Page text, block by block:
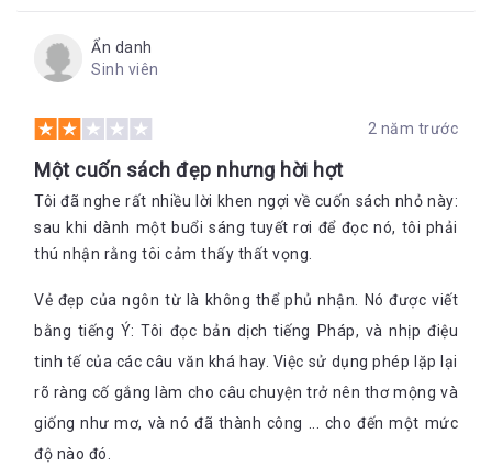
đời này mọi gã đàn ông đều khát khao nhất trừ chồng của
nàng. Sự bội phản kia như một lưỡi dao bén nhọn, phá nát tình
yêu của nàng. Nhưng không vì lẽ ấy mà Helene chối từ danh
như tấm lụa nuột nà, cố gắng giữ lại người chồng, kéo chàng
Và chỉ khi mất đi những điều yêu thương nhất Herve mới nhận
ra đâu là điều thực sự trân quý ở đời. Một nghịch lý không khó
bắt gặp, khi ta mải mê đuổi theo một “dải lụa” mà vô tình
quên đi mất đang có một “dải lụa” khác đẹp đẽ, mềm mại, hơn
Tác giả Alessandro Baricco sinh ra ở Turin năm 1958, là nhà
văn và nhà âm nhạc học nổi tiếng của Ý. Năm 1995, cuốn tiểu
thuyết đầu tay của ông
Castelli di rabbia (tạm dịch là Lâu đài
) đã nhận được giải thưởng văn học Médicis của Pháp
dành cho tác phẩm văn học nước ngoài xuất sắc nhất.
VớiLụa, tên tuổi Alessandro Baricco đã trở nên lừng lẫy trên
năm 1997,Lụa
Ẩn danh
Sinh viên
2 năm trước
Một cuốn sách đẹp nhưng hời hợt
Tôi đã nghe rất nhiều lời khen ngợi về cuốn sách nhỏ này:
sau khi dành một buổi sáng tuyết rơi để đọc nó, tôi phải
thú nhận rằng tôi cảm thấy thất vọng.
Vẻ đẹp của ngôn từ là không thể phủ nhận. Nó được viết
bằng tiếng Ý: Tôi đọc bản dịch tiếng Pháp, và nhịp điệu
tinh tế của các câu văn khá hay. Việc sử dụng phép lặp lại
rõ ràng cố gắng làm cho câu chuyện trở nên thơ mộng và
giống như mơ, và nó đã thành công ... cho đến một mức
độ nào đó.